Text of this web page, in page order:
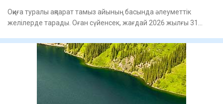
Оқиға туралы ақпарат тамыз айының басында әлеуметтік
желілерде тарады. Оған сүйенсек, жағдай 2026 жылғы 31